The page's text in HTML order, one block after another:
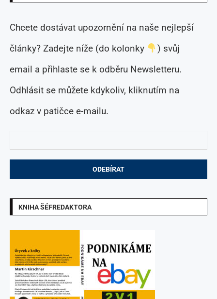
Chcete dostávat upozornění na naše nejlepší
články? Zadejte níže (do kolonky
) svůj
email a přihlaste se k odběru Newsletteru.
Odhlásit se můžete kdykoliv, kliknutím na
odkaz v patičce e-mailu.
KNIHA ŠÉFREDAKTORA